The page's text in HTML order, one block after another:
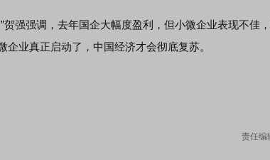
强强调，去年国企大幅度盈利，但小微企业表现不佳
业真正启动了，中国经济才会彻底复苏。
责任编
了解北交所